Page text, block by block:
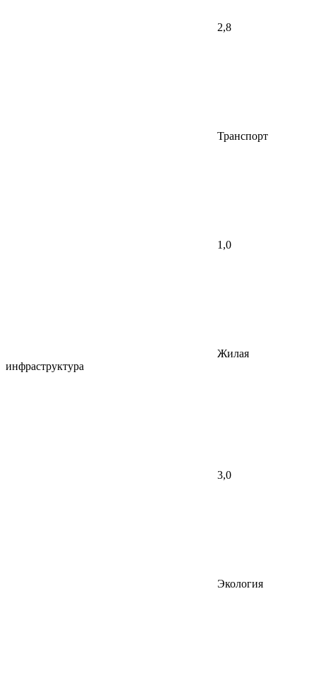
2,8
Транспорт
1,0
Жилая
инфраструктура
3,0
Экология